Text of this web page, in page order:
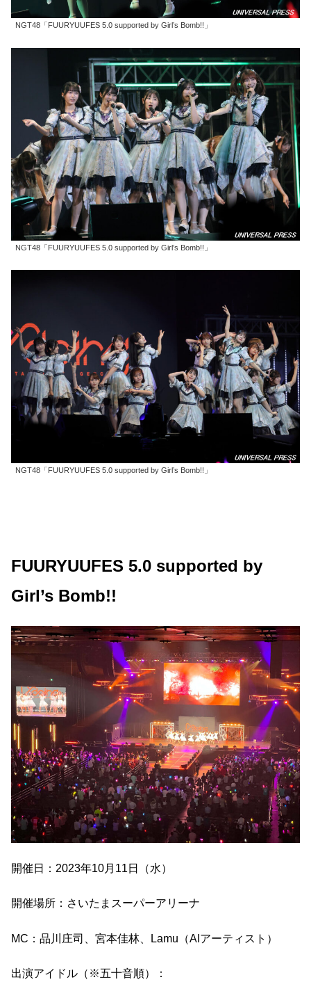
NGT48「FUURYUUFES 5.0 supported by Girl’s Bomb!!」
NGT48「FUURYUUFES 5.0 supported by Girl’s Bomb!!」
NGT48「FUURYUUFES 5.0 supported by Girl’s Bomb!!」
FUURYUUFES 5.0 supported by
Girl’s Bomb!!
開催日：2023年10月11日（水）
開催場所：さいたまスーパーアリーナ
MC：品川庄司、宮本佳林、Lamu（AIアーティスト）
出演アイドル（※五十音順）：